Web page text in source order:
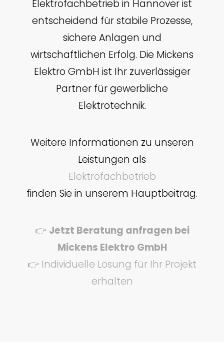
Elektrofachbetrieb in Hannover ist
entscheidend für stabile Prozesse,
sichere Anlagen und
wirtschaftlichen Erfolg. Die Mickens
Elektro GmbH ist Ihr zuverlässiger
Partner für gewerbliche
Elektrotechnik.
Weitere Informationen zu unseren
Leistungen als
Elektrofachbetrieb
finden Sie in unserem Hauptbeitrag.
👉 Jetzt Beratung anfragen bei
Mickens Elektro GmbH
👉 Individuelle Lösung für Ihr Projekt
erhalten